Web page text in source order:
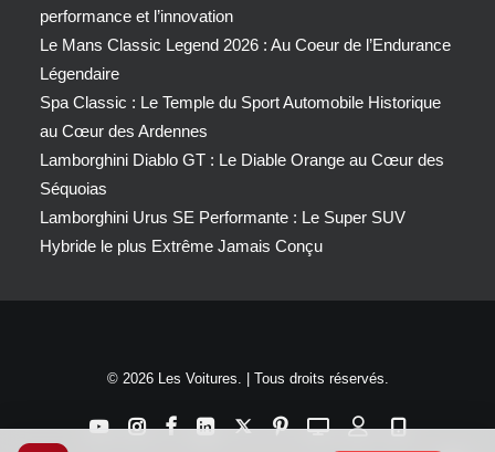
performance et l’innovation
Le Mans Classic Legend 2026 : Au Coeur de l’Endurance
Légendaire
Spa Classic : Le Temple du Sport Automobile Historique
au Cœur des Ardennes
Lamborghini Diablo GT : Le Diable Orange au Cœur des
Séquoias
Lamborghini Urus SE Performante : Le Super SUV
Hybride le plus Extrême Jamais Conçu
© 2026 Les Voitures. | Tous droits réservés.